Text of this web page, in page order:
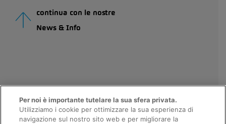
continua con le nostre
News & Info
Per noi è importante tutelare la sua sfera privata.
Utilizziamo i cookie per ottimizzare la sua esperienza di
navigazione sul nostro sito web e per migliorare la